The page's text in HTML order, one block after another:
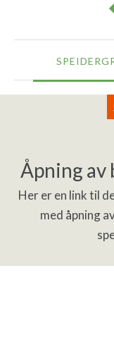
Åpning
Her er en link til
med åpning